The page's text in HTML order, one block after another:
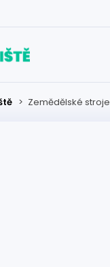
> Zemědělské stroje